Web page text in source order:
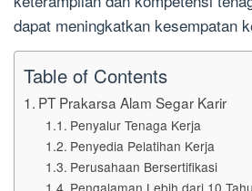
dapat meningkatkan kesempatan
Table of Contents
PT Prakarsa Alam Segar Karir
Penyalur Tenaga Kerja
Penyedia Pelatihan Kerja
Perusahaan Bersertifikasi
Pengalaman Lebih dari 10